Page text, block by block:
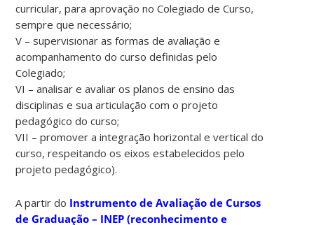
curricular, para aprovação no Colegiado de Curso,
sempre que necessário;
V – supervisionar as formas de avaliação e
acompanhamento do curso definidas pelo
Colegiado;
VI – analisar e avaliar os planos de ensino das
disciplinas e sua articulação com o projeto
pedagógico do curso;
VII – promover a integração horizontal e vertical do
curso, respeitando os eixos estabelecidos pelo
projeto pedagógico).
A partir do Instrumento de Avaliação de Cursos
de Graduação – INEP (reconhecimento e